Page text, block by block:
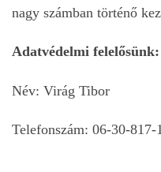
nagy számban történő
Adatvédelmi felelősünk:
Név: Virág Tibor
Telefonszám: 06-30-817-